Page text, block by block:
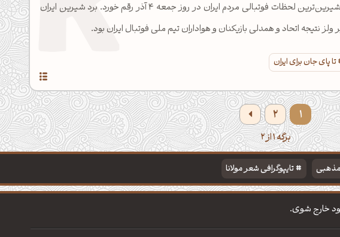
از شیرین‌ترین لحظات فوتبالی مردم ایران در روز جمعه 4 آذر رقم خورد. برد شیرین ایران
ولز نتیجه اتحاد و همدلی بازیکنان و هواداران تیم ملی فوتبال ایران بود.
تا پای جان برای ایران
1
2
برگه 1 از 2
مذهبی تایپوگرافی شعر مولانا
خارج شوی.